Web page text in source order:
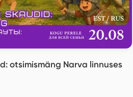
otsimismäng Narva linnuses